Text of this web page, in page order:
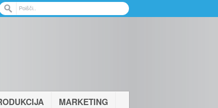
MARKETING